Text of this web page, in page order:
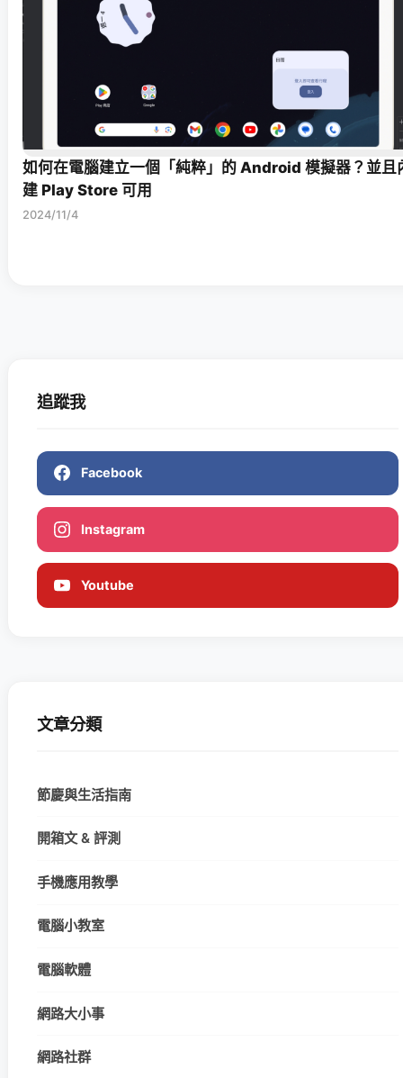
如何在電腦建立一個「純粹」的 Android 模擬器？並且
建 Play Store 可用
2024/11/4
追蹤我
Facebook
Instagram
Youtube
文章分類
節慶與生活指南
開箱文 & 評測
手機應用教學
電腦小教室
電腦軟體
網路大小事
網路社群